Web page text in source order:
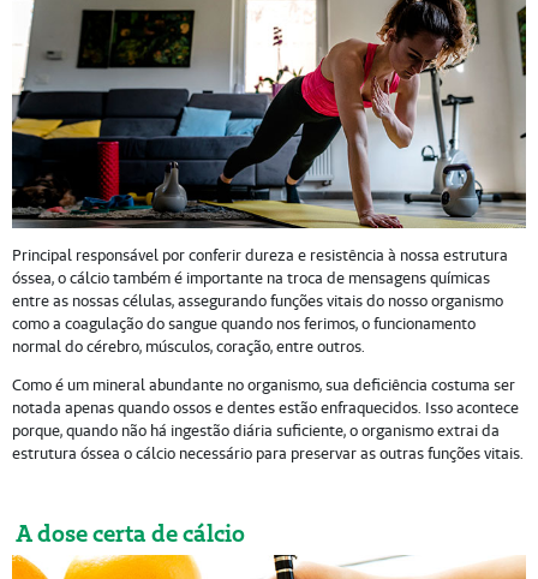
Principal responsável por conferir dureza e resistência à nossa estrutura
óssea, o cálcio também é importante na troca de mensagens químicas
entre as nossas células, assegurando funções vitais do nosso organismo
como a coagulação do sangue quando nos ferimos, o funcionamento
normal do cérebro, músculos, coração, entre outros.
Como é um mineral abundante no organismo, sua deficiência costuma ser
notada apenas quando ossos e dentes estão enfraquecidos. Isso acontece
porque, quando não há ingestão diária suficiente, o organismo extrai da
estrutura óssea o cálcio necessário para preservar as outras funções vitais.
A dose certa de cálcio